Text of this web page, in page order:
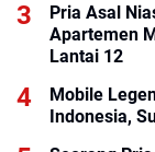
Pria Asal
Apartemen
Lantai 12
Mobile
Indonesia,